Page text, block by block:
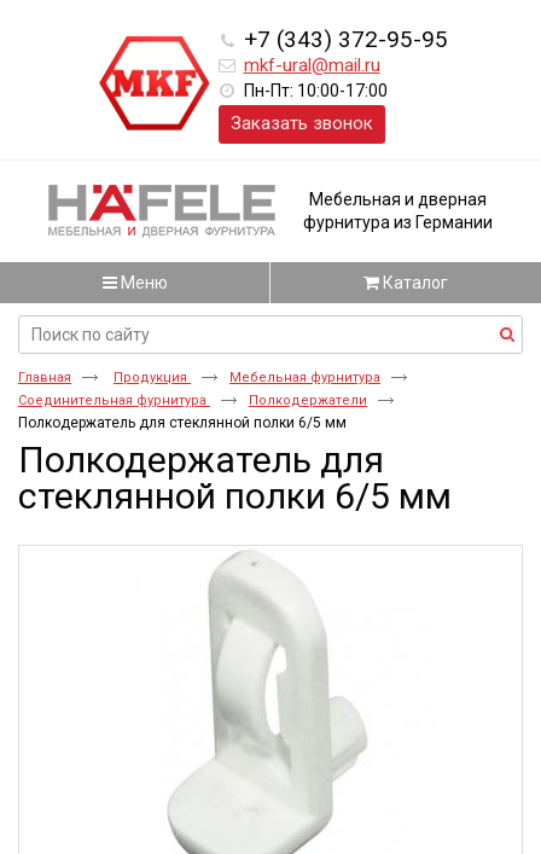
+7 (343) 372-95-95
mkf-ural@mail.ru
Пн-Пт: 10:00-17:00
Заказать звонок
Мебельная и дверная
фурнитура из Германии
Меню Каталог
Главная Продукция
Мебельная фурнитура
Соединительная фурнитура
Полкодержатели
Полкодержатель для стеклянной полки 6/5 мм
Полкодержатель для
стеклянной полки 6/5 мм